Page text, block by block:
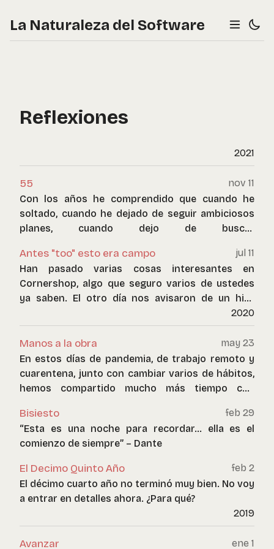
La Naturaleza del Software
Reflexiones
2021
55
nov 11
Con los años he comprendido que cuando he
soltado, cuando he dejado de seguir ambiciosos
planes, cuando dejo de buscar
que realmente necesito y quiero.
Antes "too" esto era campo
jul 11
Han pasado varias cosas interesantes en
Cornershop, algo que seguro varios de ustedes
ya saben. El otro día nos avisaron de un hito
particular para Chile, en el canal respectivo de
Slack, junto con las felicitaciones uno de los
comentarios de un compañero fue: “antes too
esto era campo” :smile:.
2020
Manos a la obra
may 23
En estos días de pandemia, de trabajo remoto y
cuarentena, junto con cambiar varios de hábitos,
hemos compartido mucho más tiempo con
toda esta situación.
Bisiesto
feb 29
“Esta es una noche para recordar… ella es el
comienzo de siempre” – Dante
El Decimo Quinto Año
feb 2
El décimo cuarto año no terminó muy bien. No voy
a entrar en detalles ahora. ¿Para qué?
2019
Avanzar ene 1